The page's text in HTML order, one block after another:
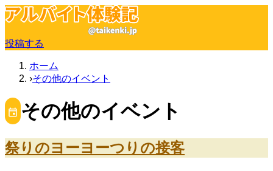
投稿する
ホーム
その他のイベント
その他のイベント
祭りのヨーヨーつりの接客